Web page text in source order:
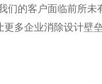
的客户面临前所
多企业消除设计壁